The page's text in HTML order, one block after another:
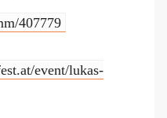
407779
event/lukas-